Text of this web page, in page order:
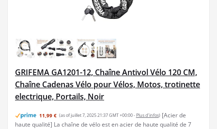
GRIFEMA GA1201-12, Chaîne Antivol Vélo 120 CM,
Chaîne Cadenas Vélo pour Vélos, Motos, trotinette
electrique, Portails, Noir
11,99 € (as of juillet 7, 2025 21:37 GMT +00:00 - Plus d’infos) [Acier de
haute qualité] La chaîne de vélo est en acier de haute qualité de 7